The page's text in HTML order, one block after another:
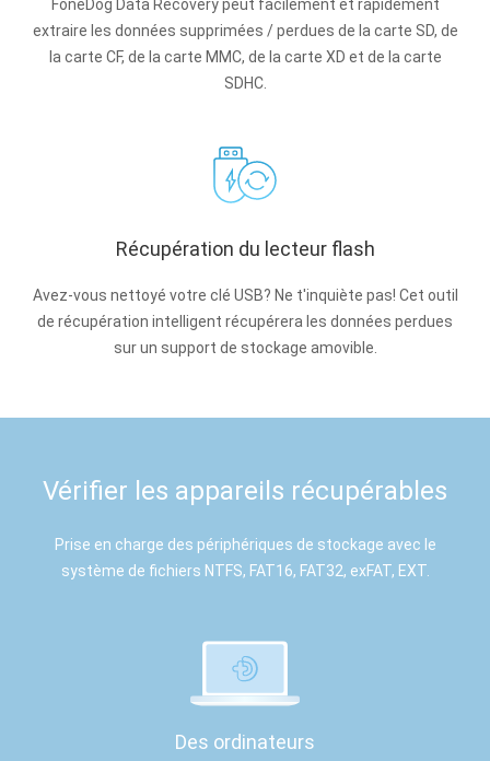
FoneDog Data Recovery peut facilement et rapidement
extraire les données supprimées / perdues de la carte SD, de
la carte CF, de la carte MMC, de la carte XD et de la carte
SDHC.
Récupération du lecteur flash
Avez-vous nettoyé votre clé USB? Ne t'inquiète pas! Cet outil
de récupération intelligent récupérera les données perdues
sur un support de stockage amovible.
Vérifier les appareils récupérables
Prise en charge des périphériques de stockage avec le
système de fichiers NTFS, FAT16, FAT32, exFAT, EXT.
Des ordinateurs